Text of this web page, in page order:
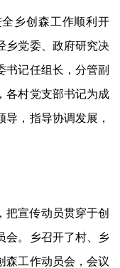
乡创森工作顺利开
乡党委、政府研究决
书记任组长，分管副
各村党支部书记为成
，指导协调发展，
把宣传动员贯穿于创
会。乡召开了村、乡
森工作动员会，会议